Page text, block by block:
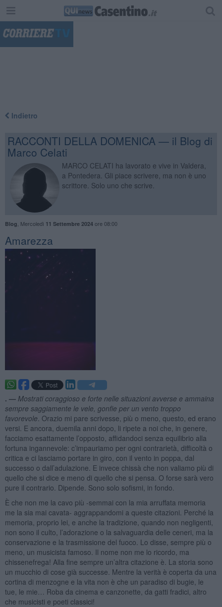
Indietro
RACCONTI DELLA DOMENICA — il Blog di
Marco Celati
MARCO CELATI ha lavorato e vive in Valdera,
a Pontedera. Gli piace scrivere, ma non è uno
scrittore. Solo uno che scrive.
Blog Mercoledì 11 Settembre 2024ore 08:00
Amarezza
. — Mostrati coraggioso e forte nelle situazioni avverse e ammaina
sempre saggiamente le vele, gonfie per un vento troppo
favorevole . Orazio mi pare scrivesse, più o meno, questo, ed erano
versi. E ancora, duemila anni dopo, li ripete a noi che, in genere,
facciamo esattamente l’opposto, affidandoci senza equilibrio alla
fortuna ingannevole: c’impauriamo per ogni contrarietà, difficoltà o
critica e ci lasciamo portare in giro, con il vento in poppa, dal
successo o dall’adulazione. E invece chissà che non valiamo più di
quello che si dice e meno di quello che si pensa. O forse sarà vero
pure il contrario. Dipende. Sono solo sofismi, in fondo.
È che non me la cavo più -semmai con la mia arruffata memoria
me la sia mai cavata- aggrappandomi a queste citazioni. Perché la
memoria, proprio lei, e anche la tradizione, quando non negligenti,
non sono il culto, l’adorazione o la salvaguardia delle ceneri, ma la
conservazione e la trasmissione del fuoco. Lo disse, sempre più o
meno, un musicista famoso. Il nome non me lo ricordo, ma
chissenefrega! Alla fine sempre un’altra citazione è. La storia sono
un mucchio di cose già successe. Mentre la verità è coperta da una
cortina di menzogne e la vita non è che un paradiso di bugie, le
tue, le mie… Roba da cinema e canzonette, da gatti fradici, altro
che musicisti e poeti classici!